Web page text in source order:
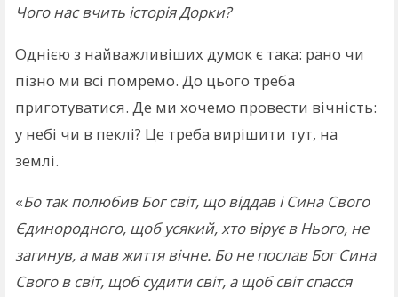
Чого нас вчить історія Дорки?
Однією з найважливіших думок є така: рано чи
пізно ми всі помремо. До цього треба
приготуватися. Де ми хочемо провести вічність:
у небі чи в пеклі? Це треба вирішити тут, на
землі.
«Бо так полюбив Бог світ, що віддав і Сина Свого
Єдинородного, щоб усякий, хто вірує в Нього, не
загинув, а мав життя вічне. Бо не послав Бог Сина
Свого в світ, щоб судити світ, а щоб світ спасся